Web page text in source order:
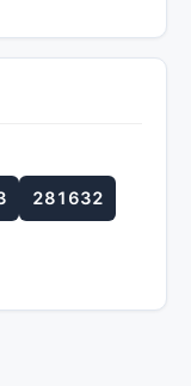
281632